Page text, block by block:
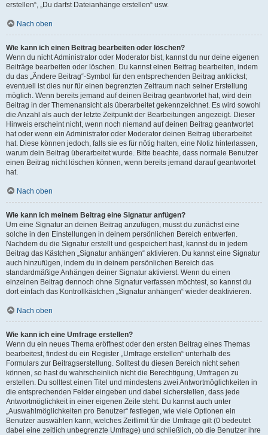
erstellen“, „Du darfst Dateianhänge erstellen“ usw.
Nach oben
Wie kann ich einen Beitrag bearbeiten oder löschen?
Wenn du nicht Administrator oder Moderator bist, kannst du nur deine eigenen
Beiträge bearbeiten oder löschen. Du kannst einen Beitrag bearbeiten, indem
du das „Ändere Beitrag“-Symbol für den entsprechenden Beitrag anklickst;
eventuell ist dies nur für einen begrenzten Zeitraum nach seiner Erstellung
möglich. Wenn bereits jemand auf deinen Beitrag geantwortet hat, wird dein
Beitrag in der Themenansicht als überarbeitet gekennzeichnet. Es wird sowohl
die Anzahl als auch der letzte Zeitpunkt der Bearbeitungen angezeigt. Dieser
Hinweis erscheint nicht, wenn noch niemand auf deinen Beitrag geantwortet
hat oder wenn ein Administrator oder Moderator deinen Beitrag überarbeitet
hat. Diese können jedoch, falls sie es für nötig halten, eine Notiz hinterlassen,
warum dein Beitrag überarbeitet wurde. Bitte beachte, dass normale Benutzer
einen Beitrag nicht löschen können, wenn bereits jemand darauf geantwortet
hat.
Nach oben
Wie kann ich meinem Beitrag eine Signatur anfügen?
Um eine Signatur an deinen Beitrag anzufügen, musst du zunächst eine
solche in den Einstellungen in deinem persönlichen Bereich entwerfen.
Nachdem du die Signatur erstellt und gespeichert hast, kannst du in jedem
Beitrag das Kästchen „Signatur anhängen“ aktivieren. Du kannst eine Signatur
auch hinzufügen, indem du in deinem persönlichen Bereich das
standardmäßige Anhängen deiner Signatur aktivierst. Wenn du einen
einzelnen Beitrag dennoch ohne Signatur verfassen möchtest, so kannst du
dort einfach das Kontrollkästchen „Signatur anhängen“ wieder deaktivieren.
Nach oben
Wie kann ich eine Umfrage erstellen?
Wenn du ein neues Thema eröffnest oder den ersten Beitrag eines Themas
bearbeitest, findest du ein Register „Umfrage erstellen“ unterhalb des
Formulars zur Beitragserstellung. Solltest du diesen Bereich nicht sehen
können, so hast du wahrscheinlich nicht die Berechtigung, Umfragen zu
erstellen. Du solltest einen Titel und mindestens zwei Antwortmöglichkeiten in
die entsprechenden Felder eingeben und dabei sicherstellen, dass jede
Antwortmöglichkeit in einer eigenen Zeile steht. Du kannst auch unter
„Auswahlmöglichkeiten pro Benutzer“ festlegen, wie viele Optionen ein
Benutzer auswählen kann, welches Zeitlimit für die Umfrage gilt (0 bedeutet
dabei eine zeitlich unbegrenzte Umfrage) und schließlich, ob die Benutzer ihre